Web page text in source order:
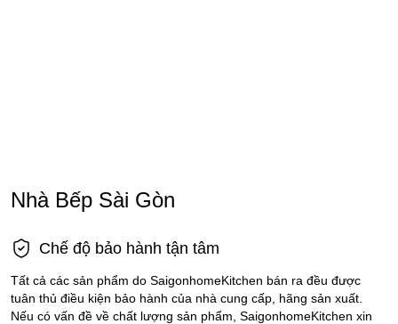
Nhà Bếp Sài Gòn
Chế độ bảo hành tận tâm
Tất cả các sản phẩm do SaigonhomeKitchen bán ra đều được
tuân thủ điều kiện bảo hành của nhà cung cấp, hãng sản xuất.
Nếu có vấn đề về chất lượng sản phẩm, SaigonhomeKitchen xin